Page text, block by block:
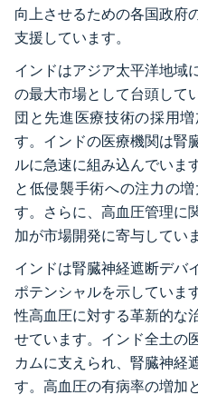
向上させるための各国政府
支援しています。
インドはアジア太平洋地域
の最大市場として台頭して
団と先進医療技術の採用
す。インドの医療機関は腎
ルに急速に組み込んでいま
と低侵襲手術への注力の
す。さらに、高血圧管理に
加が市場開発に寄与してい
インドは腎臓神経遮断デバ
ポテンシャルを示していま
性高血圧に対する革新的な
せています。インド全土の
カムに支えられ、腎臓神経
す。高血圧の有病率の増加